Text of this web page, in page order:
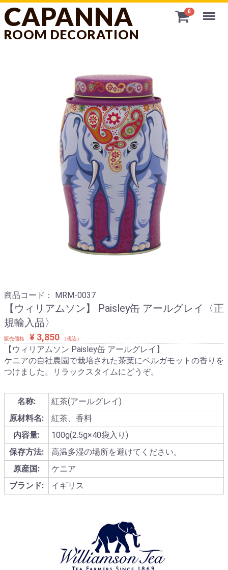
CAPANNA
ROOM DECORATION
0 Menu
商品コード： MRM-0037
【ウィリアムソン】 Paisley缶 アールグレイ〈正
規輸入品〉
販売価格： ¥ 3,850 （税込）
【ウィリアムソン Paisley缶 アールグレイ】
ケニアの自社農園で栽培された茶葉にベルガモットの香りを
つけました。リラックスタイムにどうぞ。
名称:
紅茶(アールグレイ)
原材料名:
紅茶、香料
内容量:
100g(2.5g×40袋入り)
保存方法:
高温多湿の場所を避けてください。
原産国:
ケニア
ブランド:
イギリス